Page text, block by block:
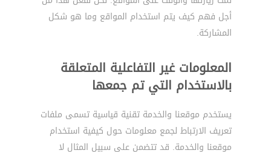
أجل فهم كيف يتم استخدام المواقع وما هو شكل
المشاركة.
المعلومات غير التفاعلية المتعلقة
بالاستخدام التي تم جمعها
يستخدم موقعنا والخدمة تقنية قياسية تسمى ملفات
تعريف الارتباط لجمع معلومات حول كيفية استخدام
موقعنا والخدمة. قد تتضمن على سبيل المثال لا